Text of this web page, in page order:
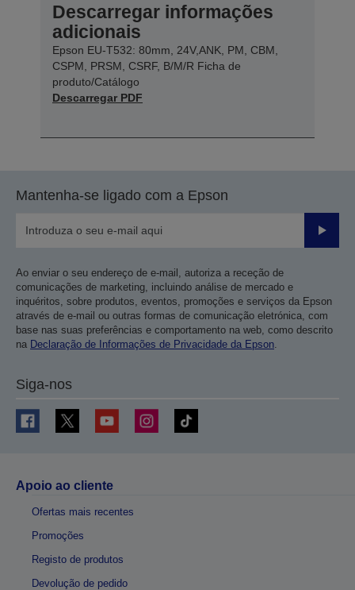
Descarregar informações
adicionais
Epson EU-T532: 80mm, 24V,ANK, PM, CBM,
CSPM, PRSM, CSRF, B/M/R Ficha de
produto/Catálogo
Descarregar PDF
Mantenha-se ligado com a Epson
Enviar
Ao enviar o seu endereço de e-mail, autoriza a receção de
comunicações de marketing, incluindo análise de mercado e
inquéritos, sobre produtos, eventos, promoções e serviços da Epson
através de e-mail ou outras formas de comunicação eletrónica, com
base nas suas preferências e comportamento na web, como descrito
na Declaração de Informações de Privacidade da Epson
Siga-nos
Apoio ao cliente
Ofertas mais recentes
Promoções
Registo de produtos
Devolução de pedido